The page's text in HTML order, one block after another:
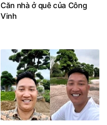
Căn nhà ở quê của Công
Vinh